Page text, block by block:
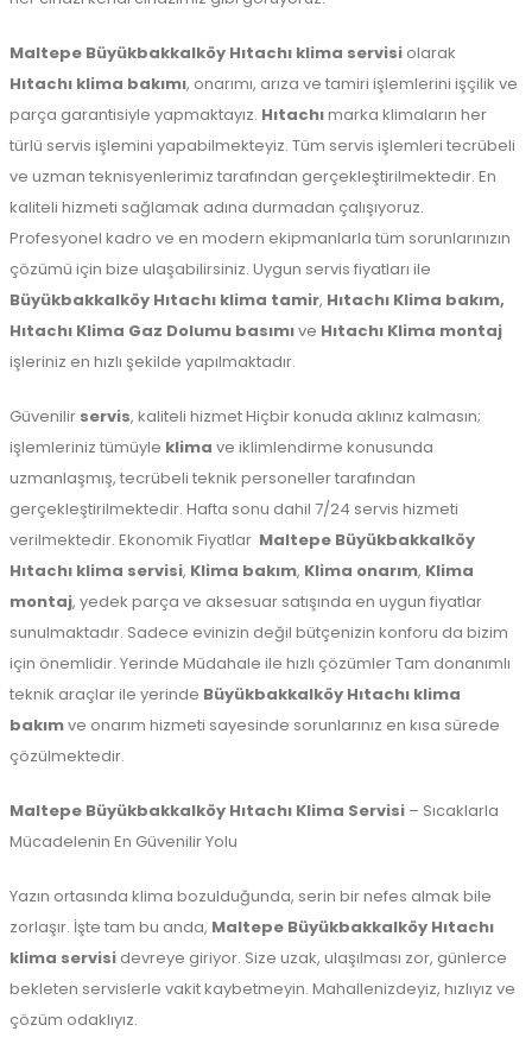
Maltepe Büyükbakkalköy Hıtachı klima servisi olarak
Hıtachı klima bakımı, onarımı, arıza ve tamiri işlemlerini işçilik ve
parça garantisiyle yapmaktayız. Hıtachımarka klimaların her
türlü servis işlemini yapabilmekteyiz. Tüm servis işlemleri tecrübeli
ve uzman teknisyenlerimiz tarafından gerçekleştirilmektedir. En
kaliteli hizmeti sağlamak adına durmadan çalışıyoruz.
Profesyonel kadro ve en modern ekipmanlarla tüm sorunlarınızın
çözümü için bize ulaşabilirsiniz. Uygun servis fiyatları ile
Büyükbakkalköy Hıtachı klima tamir, Hıtachı Klima bakım,
Hıtachı Klima Gaz Dolumu basımıve Hıtachı Klima montaj
işleriniz en hızlı şekilde yapılmaktadır.
Güvenilir servis, kaliteli hizmet Hiçbir konuda aklınız kalmasın;
işlemleriniz tümüyle klima ve iklimlendirme konusunda
uzmanlaşmış, tecrübeli teknik personeller tarafından
gerçekleştirilmektedir. Hafta sonu dahil 7/24 servis hizmeti
verilmektedir. Ekonomik Fiyatlar Maltepe Büyükbakkalköy
Hıtachı klima servisi, Klima bakım, Klima onarım, Klima
montaj, yedek parça ve aksesuar satışında en uygun fiyatlar
sunulmaktadır. Sadece evinizin değil bütçenizin konforu da bizim
için önemlidir. Yerinde Müdahale ile hızlı çözümler Tam donanımlı
teknik araçlar ile yerinde Büyükbakkalköy Hıtachı klima
bakımve onarım hizmeti sayesinde sorunlarınız en kısa sürede
çözülmektedir.
Maltepe Büyükbakkalköy Hıtachı Klima Servisi – Sıcaklarla
Mücadelenin En Güvenilir Yolu
Yazın ortasında klima bozulduğunda, serin bir nefes almak bile
zorlaşır. İşte tam bu anda, Maltepe Büyükbakkalköy Hıtachı
klima servisi devreye giriyor. Size uzak, ulaşılması zor, günlerce
bekleten servislerle vakit kaybetmeyin. Mahallenizdeyiz, hızlıyız ve
çözüm odaklıyız.